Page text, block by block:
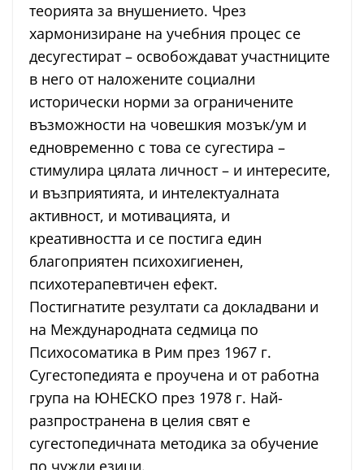
теорията за внушението. Чрез
хармонизиране на учебния процес се
десугестират – освобождават участниците
в него от наложените социални
исторически норми за ограничените
възможности на човешкия мозък/ум и
едновременно с това се сугестира –
стимулира цялата личност – и интересите,
и възприятията, и интелектуалната
активност, и мотивацията, и
креативността и се постига един
благоприятен психохигиенен,
психотерапевтичен ефект.
Постигнатите резултати са докладвани и
на Международната седмица по
Психосоматика в Рим през 1967 г.
Сугестопедията е проучена и от работна
група на ЮНЕСКО през 1978 г. Най-
разпространена в целия свят е
сугестопедичната методика за обучение